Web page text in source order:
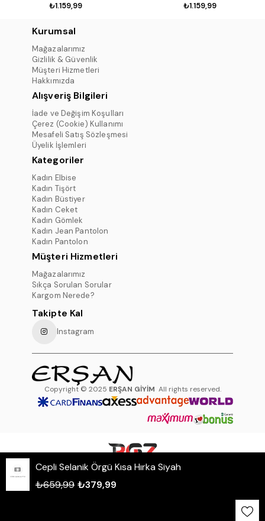
₺1.159,99 ₺1.159,99
Kurumsal
Mağazalarımız
Gizlilik & Güvenlik
Müşteri Hizmetleri
Hakkımızda
Alışveriş Bilgileri
İade ve Değişim Koşulları
Çerez (Cookie) Kullanımı
Mesafeli Satış Sözleşmesi
Üyelik İşlemleri
Kategoriler
Kadın Elbise
Kadın Tişört
Kadın Büstiyer
Kadın Ceket
Kadın Gömlek
Kadın Jean Pantolon
Kadın Pantolon
Müşteri Hizmetleri
Mağazalarımız
Sıkça Sorulan Sorular
Kargom Nerede?
Takipte Kal
Instagram
Copyright © 2025 ERŞAN GİYİM All rights reserved.
WHATSAPP DESTEK HATTI
Cepli Selanik Örgü Kısa Hırka Siyah
₺659,99 ₺379,99